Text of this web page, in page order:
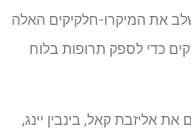
את המיקרו-חלקיקים האלה
כדי לספק תרופות בלוח
אליזבת קאל, בינבין יינג,